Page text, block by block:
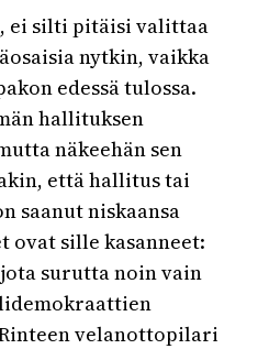
ei silti pitäisi valittaa
nytkin, vaikka
edessä tulossa.
hallituksen
näkeehän sen
että hallitus tai
saanut niskaansa
ovat sille kasanneet:
surutta noin vain
velanottopilari